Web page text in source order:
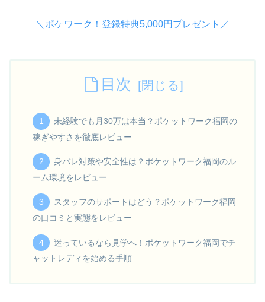
＼ポケワーク！登録特典5,000円プレゼント／
目次
未経験でも月30万は本当？ポケットワーク福岡の
稼ぎやすさを徹底レビュー
身バレ対策や安全性は？ポケットワーク福岡のル
ーム環境をレビュー
スタッフのサポートはどう？ポケットワーク福岡
の口コミと実態をレビュー
迷っているなら見学へ！ポケットワーク福岡でチ
ャットレディを始める手順